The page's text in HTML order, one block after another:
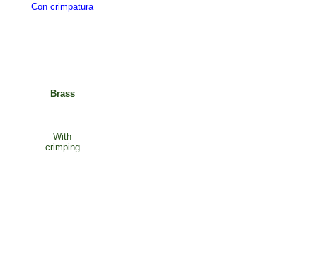
Con crimpatura
Brass
With
crimping